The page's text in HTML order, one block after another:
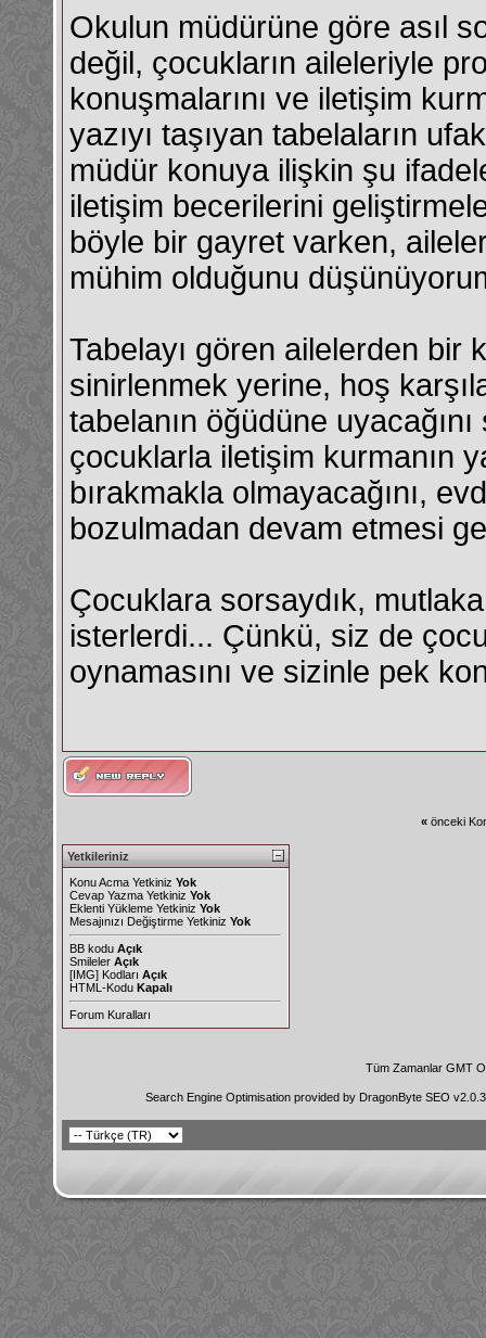
Okulun müdürüne göre asıl
değil, çocukların aileleriyle
konuşmalarını ve iletişim
yazıyı taşıyan tabelaların
müdür konuya ilişkin şu
iletişim becerilerini
böyle bir gayret varken,
mühim olduğunu
Tabelayı gören ailelerden bir
sinirlenmek yerine, hoş
tabelanın öğüdüne
çocuklarla iletişim kurmanın
bırakmakla olmayacağını,
bozulmadan devam etmesi
Çocuklara sorsaydık,
isterlerdi... Çünkü, siz de
oynamasını ve sizinle pek
« önceki
Yetkileriniz
Konu Acma Yetkiniz Yok
Cevap Yazma Yetkiniz Yok
Eklenti Yükleme Yetkiniz Yok
Mesajınızı Değiştirme Yetkiniz Yok
BB kodu Açık
Smileler Açık
[IMG] Kodları Açık
HTML-Kodu Kapalı
Forum Kuralları
Tüm Zamanlar GMT
Search Engine Optimisation provided by DragonByte SEO